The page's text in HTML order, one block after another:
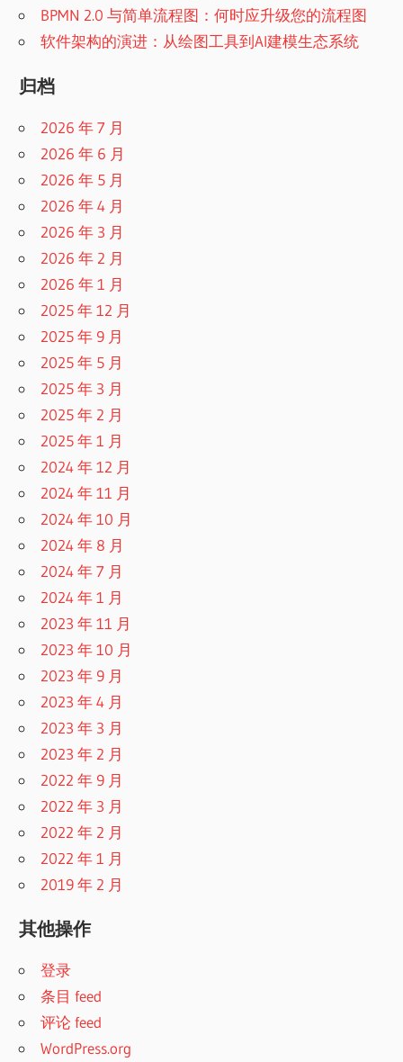
BPMN 2.0 与简单流程图：何时应升级您的流程图
软件架构的演进：从绘图工具到AI建模生态系统
归档
2026 年 7 月
2026 年 6 月
2026 年 5 月
2026 年 4 月
2026 年 3 月
2026 年 2 月
2026 年 1 月
2025 年 12 月
2025 年 9 月
2025 年 5 月
2025 年 3 月
2025 年 2 月
2025 年 1 月
2024 年 12 月
2024 年 11 月
2024 年 10 月
2024 年 8 月
2024 年 7 月
2024 年 1 月
2023 年 11 月
2023 年 10 月
2023 年 9 月
2023 年 4 月
2023 年 3 月
2023 年 2 月
2022 年 9 月
2022 年 3 月
2022 年 2 月
2022 年 1 月
2019 年 2 月
其他操作
登录
条目 feed
评论 feed
WordPress.org